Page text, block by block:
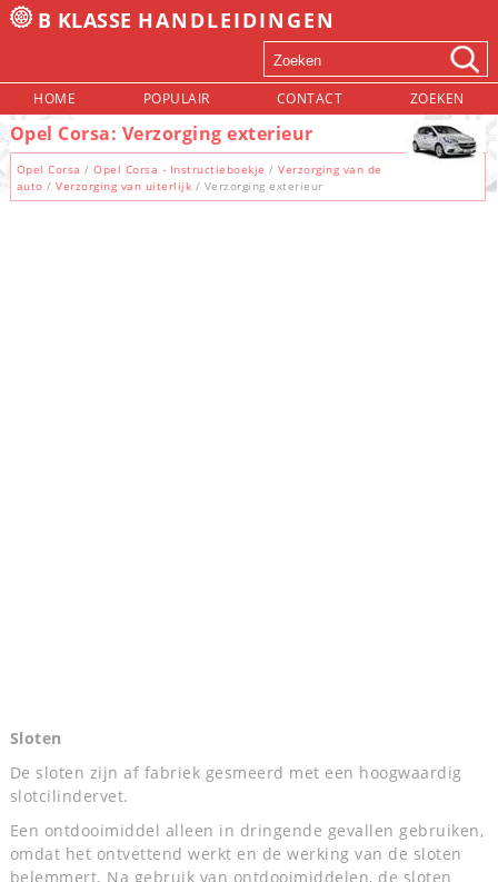
B KLASSE HANDLEIDINGEN
HOME POPULAIR CONTACT ZOEKEN
Opel Corsa: Verzorging exterieur
Opel Corsa /Opel Corsa - Instructieboekje /Verzorging van de
auto /Verzorging van uiterlijk / Verzorging exterieur
Sloten
De sloten zijn af fabriek gesmeerd met een hoogwaardig
slotcilindervet.
Een ontdooimiddel alleen in dringende gevallen gebruiken,
omdat het ontvettend werkt en de werking van de sloten
belemmert. Na gebruik van ontdooimiddelen, de sloten